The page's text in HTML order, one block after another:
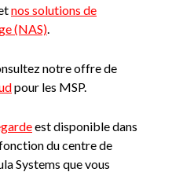
nos solutions de
(NAS).
notre offre de
pour les MSP.
est disponible dans
du centre de
Systems que vous